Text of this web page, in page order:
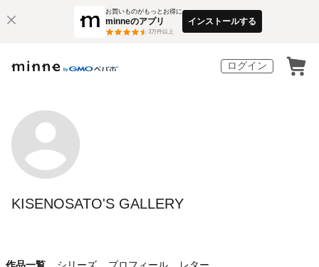
お買いものがもっとお得に
minneのアプリ
3万件以上
インストールする
ログイン
KISENOSATO'S GALLERY
作品一覧 シリーズ プロフィール レター